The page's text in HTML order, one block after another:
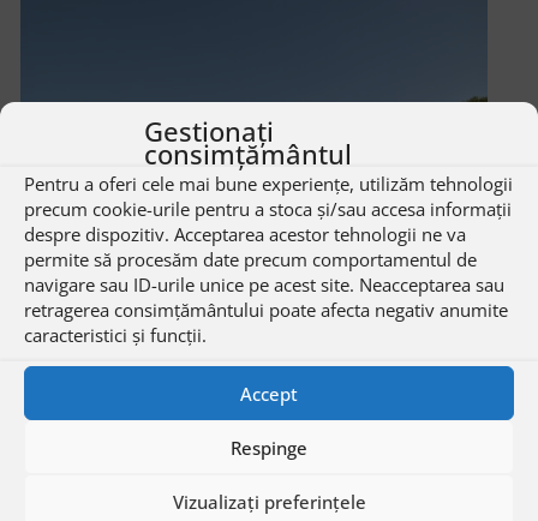
Gestionați
consimțământul
Pentru a oferi cele mai bune experiențe, utilizăm tehnologii
precum cookie-urile pentru a stoca și/sau accesa informații
despre dispozitiv. Acceptarea acestor tehnologii ne va
permite să procesăm date precum comportamentul de
navigare sau ID-urile unice pe acest site. Neacceptarea sau
retragerea consimțământului poate afecta negativ anumite
caracteristici și funcții.
Accept
Respinge
Vizualizați preferințele